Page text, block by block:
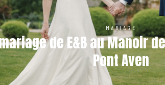
MARIAGE
de E&B au Manoir
Pont Aven